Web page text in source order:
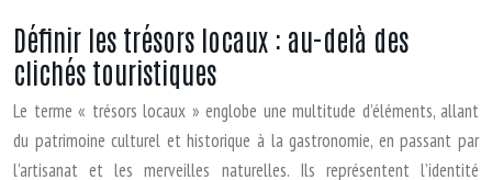
Définir les trésors locaux : au-delà des
clichés touristiques
Le terme « trésors locaux » englobe une multitude d’éléments, allant
du patrimoine culturel et historique à la gastronomie, en passant par
l’artisanat et les merveilles naturelles. Ils représentent l’identité